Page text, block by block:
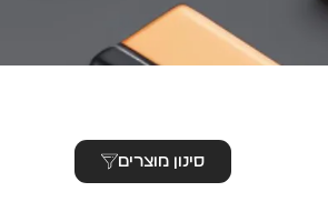
סינון מוצרים